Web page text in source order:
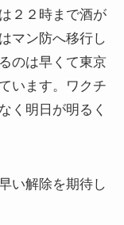
２２時まで酒が
マン防へ移行し
のは早くて東京
います。ワクチ
く明日が明るく
い解除を期待し